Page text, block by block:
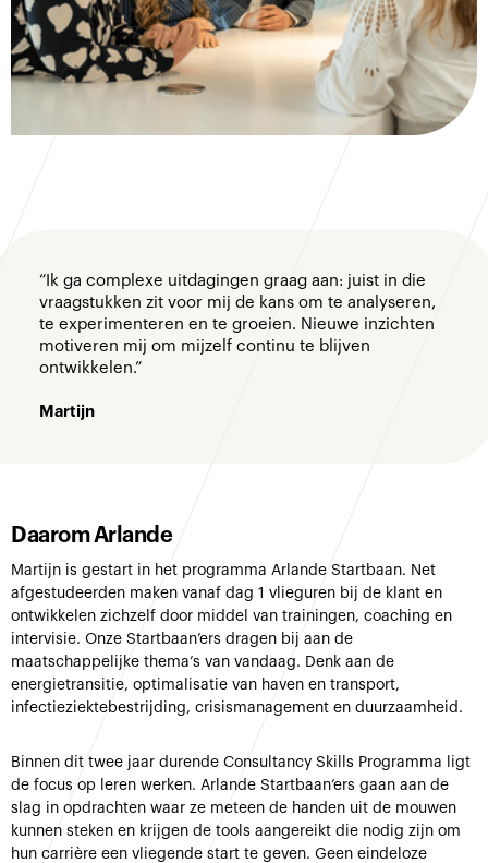
“Ik ga complexe uitdagingen graag aan: juist in die
vraagstukken zit voor mij de kans om te analyseren,
te experimenteren en te groeien. Nieuwe inzichten
motiveren mij om mijzelf continu te blijven
ontwikkelen.”
Martijn
Daarom Arlande
Martijn is gestart in het programma Arlande Startbaan. Net
afgestudeerden maken vanaf dag 1 vlieguren bij de klant en
ontwikkelen zichzelf door middel van trainingen, coaching en
intervisie. Onze Startbaan’ers dragen bij aan de
maatschappelijke thema’s van vandaag. Denk aan de
energietransitie, optimalisatie van haven en transport,
infectieziektebestrijding, crisismanagement en duurzaamheid.
Binnen dit twee jaar durende Consultancy Skills Programma ligt
de focus op leren werken. Arlande Startbaan’ers gaan aan de
slag in opdrachten waar ze meteen de handen uit de mouwen
kunnen steken en krijgen de tools aangereikt die nodig zijn om
hun carrière een vliegende start te geven. Geen eindeloze